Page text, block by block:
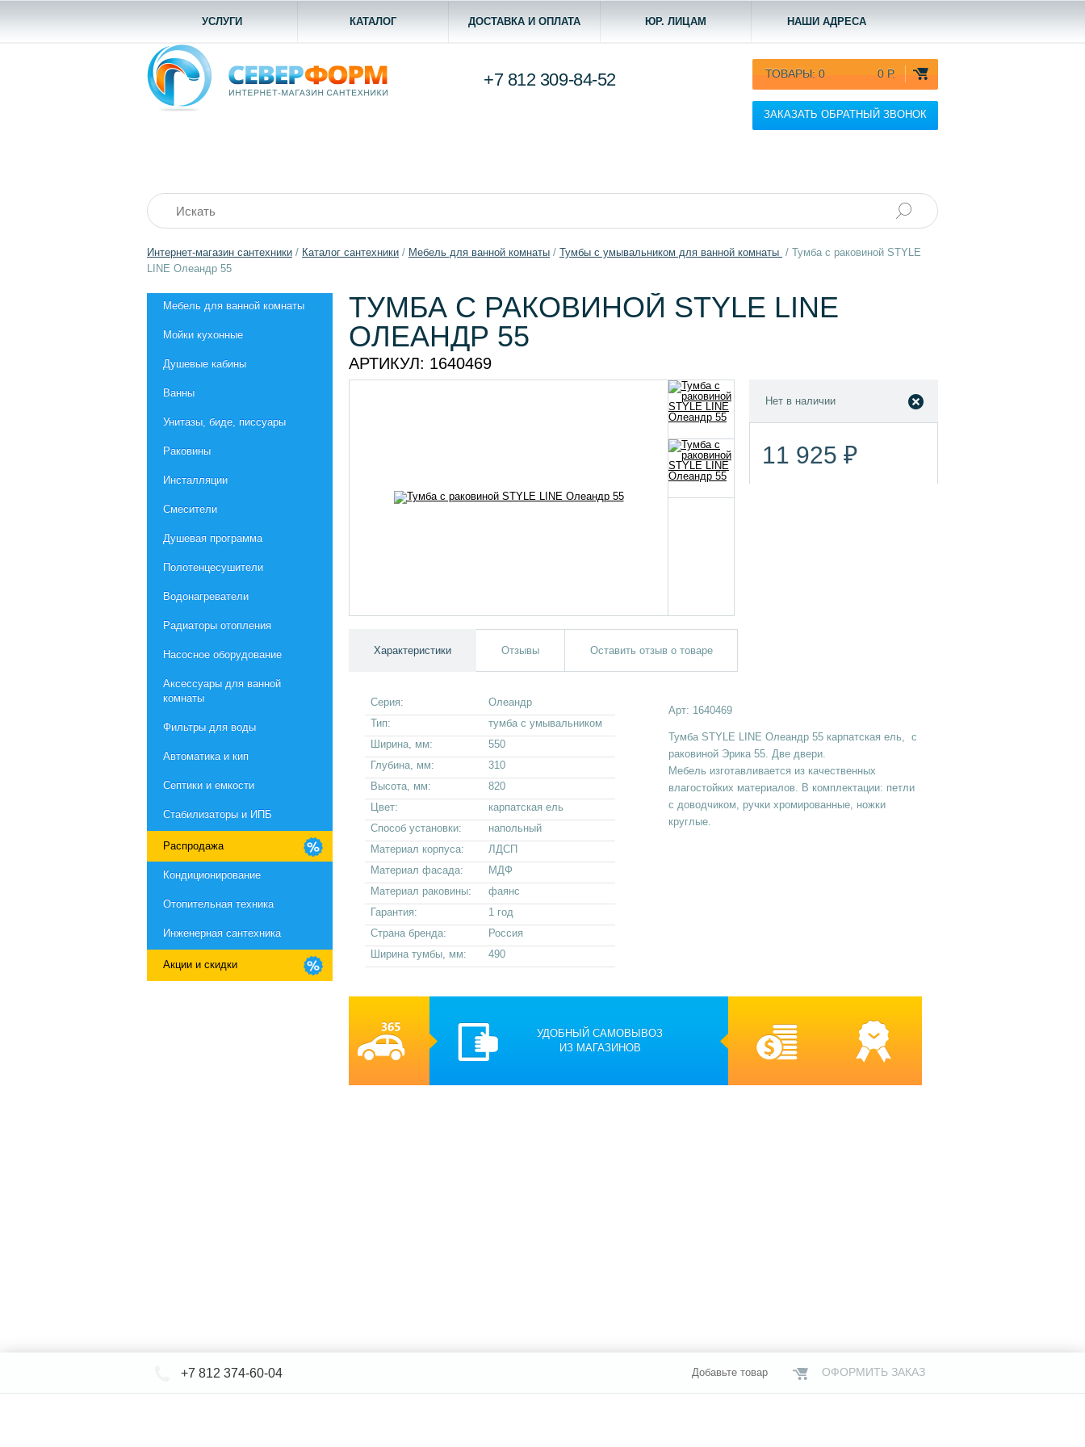
УСЛУГИ КАТАЛОГ ДОСТАВКА И ОПЛАТА ЮР. ЛИЦАМ НАШИ АДРЕСА
ТОВАРЫ: 0 0 Р.
ЗАКАЗАТЬ ОБРАТНЫЙ ЗВОНОК
+7 812 309-84-52
Интернет-магазин сантехники / Каталог сантехники / Мебель для ванной комнаты / Тумбы с умывальником для ванной комнаты / Тумба c раковиной STYLE
LINE Олеандр 55
Мебель для ванной комнаты
Мойки кухонные
Душевые кабины
Ванны
Унитазы, биде, писсуары
Раковины
Инсталляции
Смесители
Душевая программа
Полотенцесушители
Водонагреватели
Радиаторы отопления
Насосное оборудование
Aксессуары для ванной
комнаты
Фильтры для воды
Автоматика и кип
Септики и емкости
Стабилизаторы и ИПБ
Распродажа
Кондиционирование
Отопительная техника
Инженерная сантехника
Акции и скидки
ТУМБА C РАКОВИНОЙ STYLE LINE
ОЛЕАНДР 55
АРТИКУЛ: 1640469
Нет в наличии
11 925 ₽
Характеристики Отзывы Оставить отзыв о товаре
Серия:
Олеандр
Тип:
тумба с умывальником
Ширина, мм:
550
Глубина, мм:
310
Высота, мм:
820
Цвет:
карпатская ель
Способ установки:
напольный
Материал корпуса:
ЛДСП
Материал фасада:
МДФ
Материал раковины:
фаянс
Гарантия:
1 год
Страна бренда:
Россия
Ширина тумбы, мм:
490
Арт: 1640469
Тумба STYLE LINE Олеандр 55 карпатская ель, с
раковиной Эрика 55. Две двери.
Мебель изготавливается из качественных
влагостойких материалов. В комплектации: петли
с доводчиком, ручки хромированные, ножки
круглые.
УДОБНЫЙ САМОВЫВОЗ
ИЗ МАГАЗИНОВ
+7 812 374-60-04 Добавьте товар ОФОРМИТЬ ЗАКАЗ